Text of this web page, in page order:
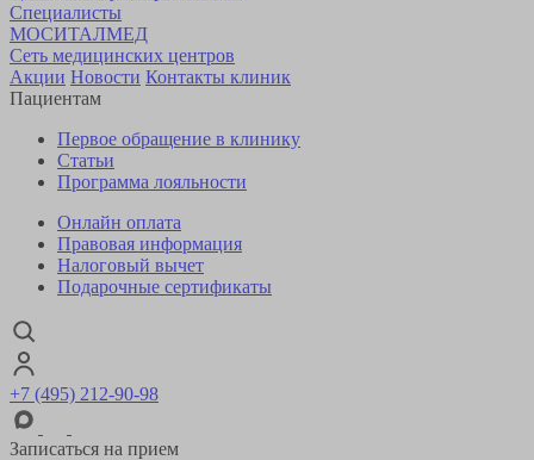
Специалисты
МОСИТАЛМЕД
Сеть медицинских центров
Акции Новости Контакты клиник
Пациентам
Первое обращение в клинику
Статьи
Программа лояльности
Онлайн оплата
Правовая информация
Налоговый вычет
Подарочные сертификаты
+7 (495) 212-90-98
Записаться на прием